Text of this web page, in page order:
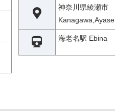
神奈川県綾瀬市
Kanagawa,Ayase
海老名駅 Ebina